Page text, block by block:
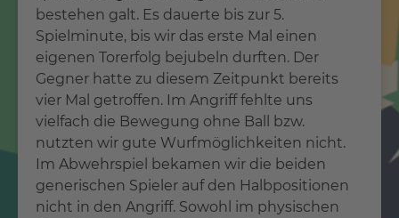
bestehen galt. Es dauerte bis zur 5.
Spielminute, bis wir das erste Mal einen
eigenen Torerfolg bejubeln durften. Der
Gegner hatte zu diesem Zeitpunkt bereits
vier Mal getroffen. Im Angriff fehlte uns
vielfach die Bewegung ohne Ball bzw.
nutzten wir gute Wurfmöglichkeiten nicht.
Im Abwehrspiel bekamen wir die beiden
generischen Spieler auf den Halbpositionen
nicht in den Angriff. Sowohl im physischen